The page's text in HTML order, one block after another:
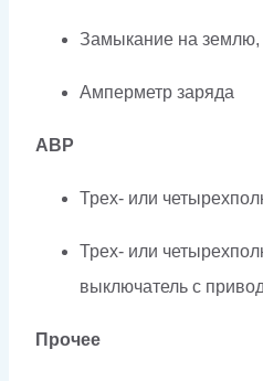
Замыкание на землю,
Амперметр заряда
АВР
Трех- или
Трех- или
выключатель с
Прочее